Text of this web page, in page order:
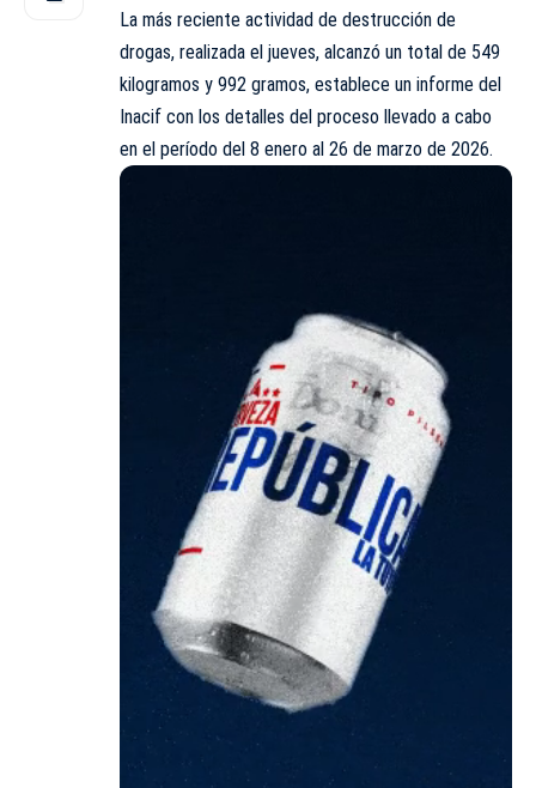
La más reciente actividad de destrucción de
drogas, realizada el jueves, alcanzó un total de 549
kilogramos y 992 gramos, establece un informe del
Inacif con los detalles del proceso llevado a cabo
en el período del 8 enero al 26 de marzo de 2026.